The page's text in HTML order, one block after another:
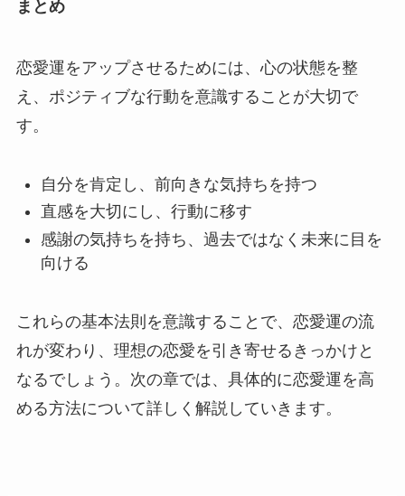
まとめ
恋愛運をアップさせるためには、心の状態を整
え、ポジティブな行動を意識することが大切で
す。
自分を肯定し、前向きな気持ちを持つ
直感を大切にし、行動に移す
感謝の気持ちを持ち、過去ではなく未来に目を
向ける
これらの基本法則を意識することで、恋愛運の流
れが変わり、理想の恋愛を引き寄せるきっかけと
なるでしょう。次の章では、具体的に恋愛運を高
める方法について詳しく解説していきます。